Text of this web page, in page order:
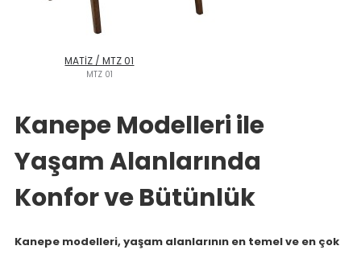
MATİZ / MTZ 01
MTZ 01
Kanepe Modelleri ile
Yaşam Alanlarında
Konfor ve Bütünlük
Kanepe modelleri, yaşam alanlarının en temel ve en çok